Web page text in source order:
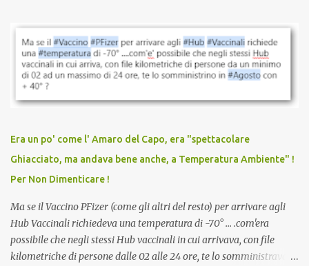
vaccinazione. Non avevamo mai sentito parlare di ricompense,
sconti, incentivi per vaccinarsi. Non avevamo mai visto
discriminazioni per coloro che non l’hanno fatto. Se non sei stato
vaccinato, nessuno aveva prima cercato di farti sentire una
persona cattiva. Non avevamo mai visto un vaccino che minacci le
vaccino usato per minacciare i mezzi di sussistenza, il lavoro o la
scuola. Non avevamo mai visto un vaccino che permettesse a un
dodicenne di ignorare il consenso dei genitori. Dopo tutti i vaccini
che abbiamo elencato sopra...
Era un po' come l' Amaro del Capo, era "spettacolare
Ghiacciato, ma andava bene anche, a Temperatura Ambiente" !
Per Non Dimenticare !
Ma se il Vaccino PFizer (come gli altri del resto) per arrivare agli
Hub Vaccinali richiedeva una temperatura di -70° ... .com'era
possibile che negli stessi Hub vaccinali in cui arrivava, con file
kilometriche di persone dalle 02 alle 24 ore, te lo somministravano